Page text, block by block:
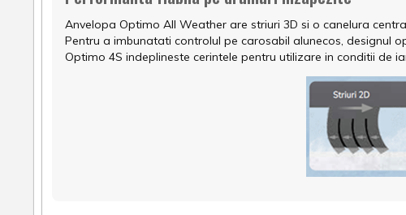
Anvelopa Optimo All Weather are striuri 3D si o canelura
Pentru a imbunatati controlul pe carosabil alunecos, designul
Optimo 4S indeplineste cerintele pentru utilizare in conditii de